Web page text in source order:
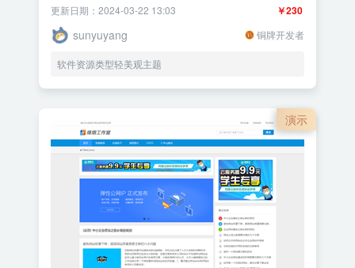
￥230
更新日期：2024-03-22 13:03
sunyuyang 铜牌开发者
软件资源类型轻美观主题
演示